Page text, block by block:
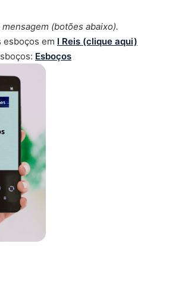
(botões abaixo).
esboços em I Reis (clique aqui)
Esboços